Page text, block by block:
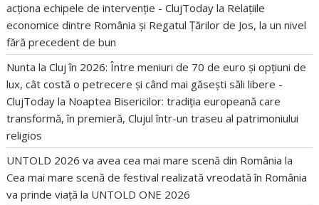
acționa echipele de intervenție - ClujToday la Relațiile
economice dintre România și Regatul Țărilor de Jos, la un nivel
fără precedent de bun
Nunta la Cluj în 2026: Între meniuri de 70 de euro și opțiuni de
lux, cât costă o petrecere și când mai găsești săli libere -
ClujToday la Noaptea Bisericilor: tradiția europeană care
transformă, în premieră, Clujul într-un traseu al patrimoniului
religios
UNTOLD 2026 va avea cea mai mare scenă din România la
Cea mai mare scenă de festival realizată vreodată în România
va prinde viață la UNTOLD ONE 2026